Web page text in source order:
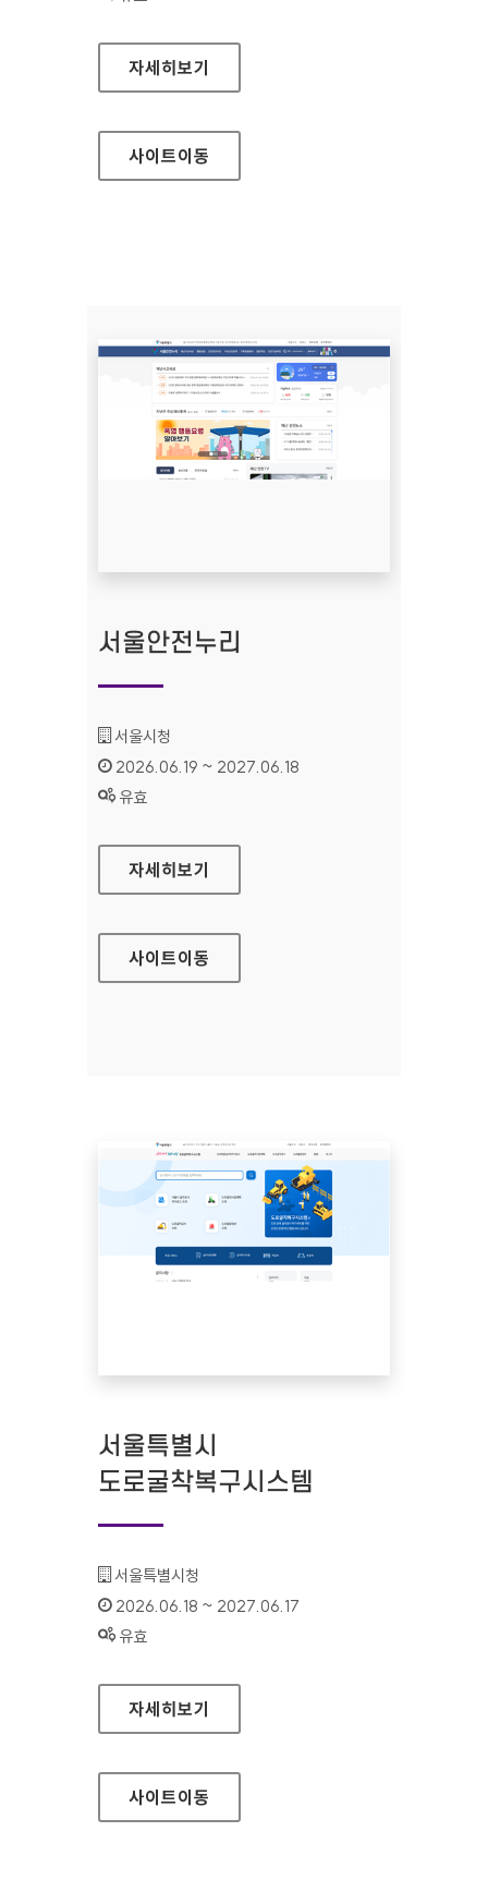
(사)한국장애인단체총연합회 한국정보접근성인
자세히보기
사이트이동
서울안전누리
기관명 :
서울시청
인증기간 :
2026.06.19 ~ 2027.06.18
상태 :
유효
서울안전누리
자세히보기
사이트이동
서울특별시
도로굴착복구시스템
기관명 :
서울특별시청
인증기간 :
2026.06.18 ~ 2027.06.17
상태 :
유효
서울특별시 도로굴착복구시스템
자세히보기
사이트이동